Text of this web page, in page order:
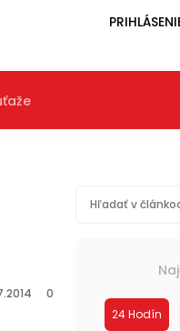
0
24 Hodín